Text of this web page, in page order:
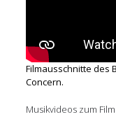
Filmausschnitte des
Concern.
Musikvideos zum Film